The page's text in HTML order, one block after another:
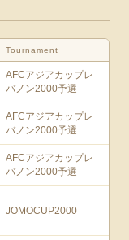
Tournament
AFCアジアカップレ
バノン2000予選
AFCアジアカップレ
バノン2000予選
AFCアジアカップレ
バノン2000予選
JOMOCUP2000